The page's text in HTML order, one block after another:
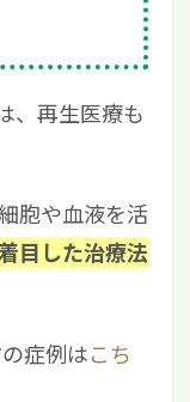
、再生医療も
胞や血液を活
目した治療法
症例はこち